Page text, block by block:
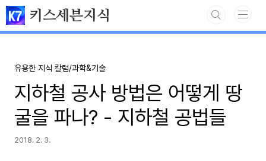
본문 바로가기
키스세븐지식
유용한 지식 칼럼/과학&기술
지하철 공사 방법은 어떻게 땅
굴을 파나? - 지하철 공법들
2018. 2. 3.